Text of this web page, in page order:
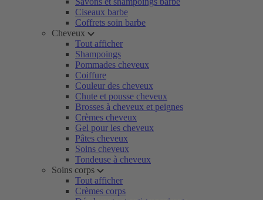
Ciseaux barbe
Coffrets soin barbe
Cheveux
Tout afficher
Shampoings
Pommades cheveux
Coiffure
Couleur des cheveux
Chute et pousse cheveux
Brosses à cheveux et peignes
Crèmes cheveux
Gel pour les cheveux
Pâtes cheveux
Soins cheveux
Tondeuse à cheveux
Soins corps
Tout afficher
Crèmes corps